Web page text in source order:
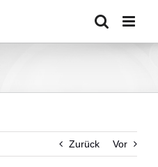
Zurück Vor